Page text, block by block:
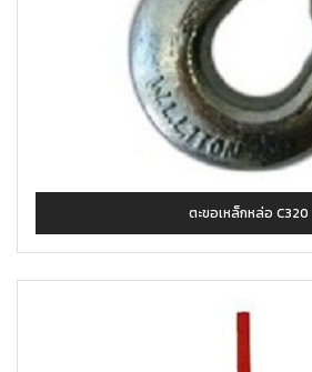
ตะขอเหล็กหล่อ C320